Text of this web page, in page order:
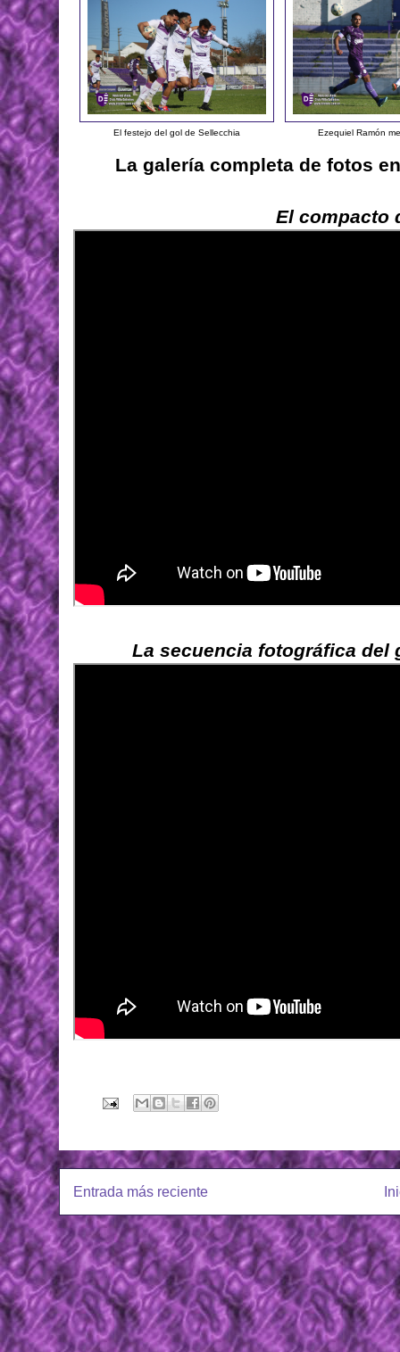
El festejo del gol de Sellecchia Ezequiel Ramón
La galería completa de fotos
El compacto
La secuencia fotográfica del
Entrada más reciente